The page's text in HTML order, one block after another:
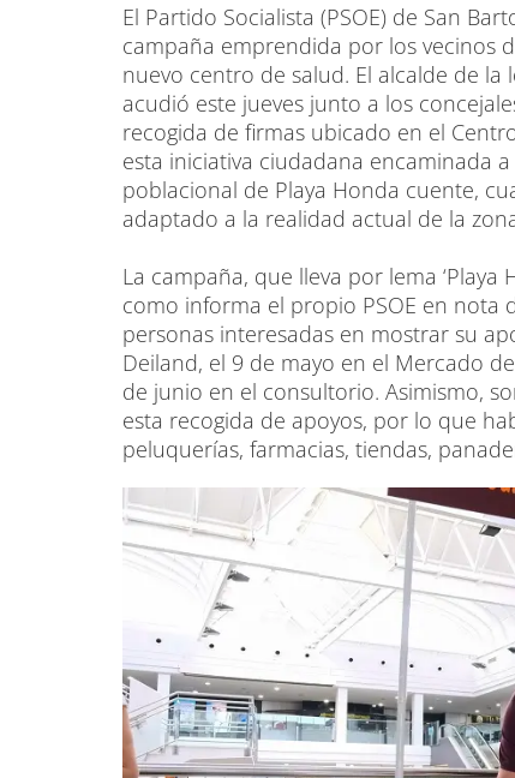
El Partido Socialista (PSOE) de San
campaña emprendida por los vecinos
nuevo centro de salud. El alcalde de
acudió este jueves junto a los
recogida de firmas ubicado en el
esta iniciativa ciudadana encaminada
poblacional de Playa Honda cuente,
adaptado a la realidad actual de la
La campaña, que lleva por lema
como informa el propio PSOE en nota
personas interesadas en mostrar su
Deiland, el 9 de mayo en el Mercado
de junio en el consultorio. Asimismo,
esta recogida de apoyos, por lo que
peluquerías, farmacias, tiendas,